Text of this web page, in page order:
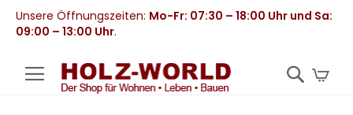
Unsere Öffnungszeiten: Mo-Fr: 07:30 – 18:00 Uhr und Sa:
09:00 – 13:00 Uhr.